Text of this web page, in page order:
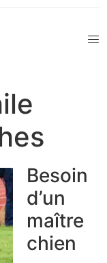
Besoin
d’un
maître
chien